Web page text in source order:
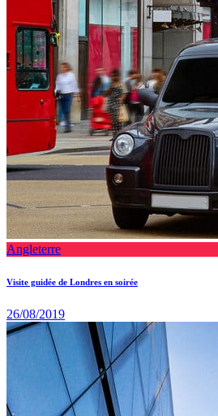
Angleterre
Visite guidée de Londres en soirée
26/08/2019